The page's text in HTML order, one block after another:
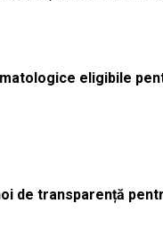
eligibile
de transparență